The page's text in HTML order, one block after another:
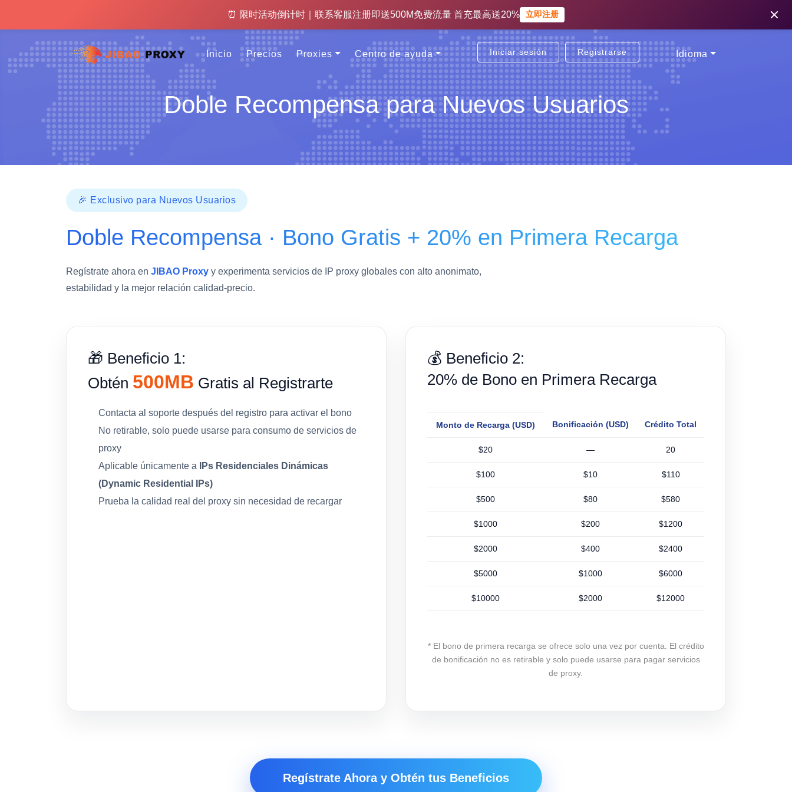
⏰ 限时活动倒计时｜联系客服注册即送500M免费流量 首充最高送20% 立即注册
Inicio Precios Proxies Centro de ayuda Iniciar sesión Registrarse Idioma
Doble Recompensa para Nuevos Usuarios
🎉 Exclusivo para Nuevos Usuarios
Doble Recompensa · Bono Gratis + 20% en Primera Recarga
Regístrate ahora en JIBAO Proxy y experimenta servicios de IP proxy globales con alto anonimato,
estabilidad y la mejor relación calidad-precio.
🎁 Beneficio 1:
Obtén 500MB Gratis al Registrarte
Contacta al soporte después del registro para activar el bono
No retirable, solo puede usarse para consumo de servicios de
proxy
Aplicable únicamente a
IPs Residenciales Dinámicas
(Dynamic Residential IPs)
Prueba la calidad real del proxy sin necesidad de recargar
💰 Beneficio 2:
20% de Bono en Primera Recarga
Monto de Recarga (USD) Bonificación (USD) Crédito Total
$20 — 20
$100 $10 $110
$500 $80 $580
$1000 $200 $1200
$2000 $400 $2400
$5000 $1000 $6000
$10000 $2000 $12000
* El bono de primera recarga se ofrece solo una vez por cuenta. El crédito
de bonificación no es retirable y solo puede usarse para pagar servicios
de proxy.
Regístrate Ahora y Obtén tus Beneficios